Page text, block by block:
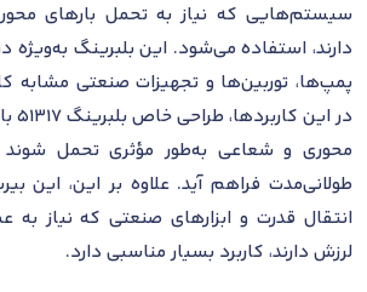
سیستم‌هایی که نیاز به تحمل بارهای
دارند، استفاده می‌شود. این بلبرینگ به‌ویژه
پمپ‌ها، توربین‌ها و تجهیزات صنعتی مشابه
در
محوری و شعاعی به‌طور مؤثری تحمل شوند
طولانی‌مدت فراهم آید. علاوه بر این، این
انتقال قدرت و ابزارهای صنعتی که نیاز به
لرزش دارند، کاربرد بسیار مناسبی دارد.